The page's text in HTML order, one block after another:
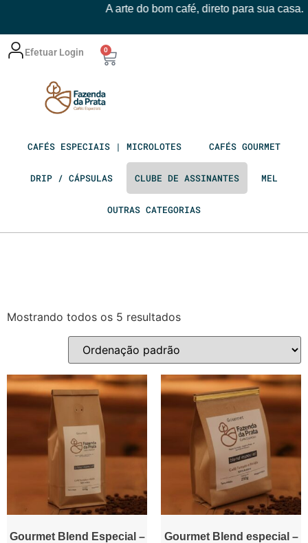
A arte do bom café, direto para sua casa.
Efetuar Login 0
CAFÉS ESPECIAIS | MICROLOTES CAFÉS GOURMET
DRIP / CÁPSULAS CLUBE DE ASSINANTES MEL
OUTRAS CATEGORIAS
Mostrando todos os 5 resultados
Gourmet Blend Especial –
Gourmet Blend especial –